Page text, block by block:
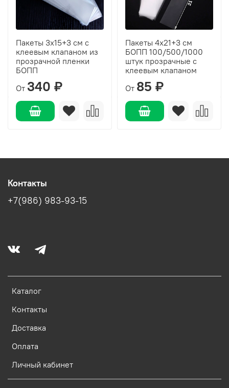
Пакеты 3х15+3 см с
клеевым клапаном из
прозрачной пленки
БОПП
От 340 ₽
Пакеты 4х21+3 см
БОПП 100/500/1000
штук прозрачные с
клеевым клапаном
От 85 ₽
Каталог
Контакты
Доставка
Оплата
Личный кабинет
Контакты
+7(986) 983-93-15